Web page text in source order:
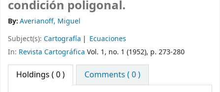
condición poligonal.
By:Averianoff, Miguel
Subject(s): Cartografía
Ecuaciones
In: Revista Cartográfica Vol. 1, no. 1 (1952), p. 273-280
Holdings ( 0 ) Comments ( 0 )